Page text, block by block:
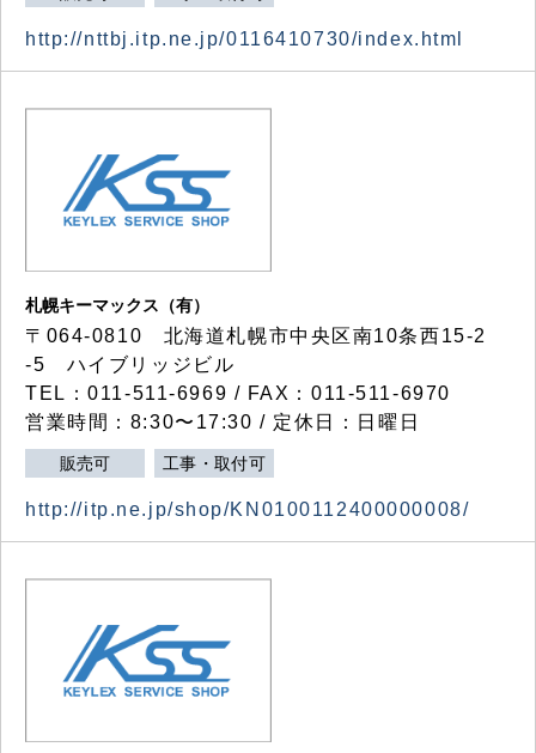
http://nttbj.itp.ne.jp/0116410730/index.html
札幌キーマックス（有）
〒064-0810 北海道札幌市中央区南10条西15-2
-5 ハイブリッジビル
TEL：011-511-6969 / FAX：011-511-6970
営業時間：8:30〜17:30 / 定休日：日曜日
販売可 工事・取付可
http://itp.ne.jp/shop/KN0100112400000008/